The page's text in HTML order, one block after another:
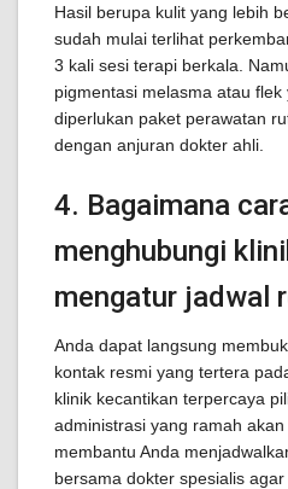
Hasil berupa kulit yang lebih
sudah mulai terlihat
3 kali sesi terapi berkala.
pigmentasi melasma atau flek
diperlukan paket perawatan
dengan anjuran dokter ahli.
4. Bagaimana
menghubungi
mengatur jadwal
Anda dapat langsung
kontak resmi yang tertera
klinik kecantikan terpercaya
administrasi yang ramah
membantu Anda
bersama dokter spesialis